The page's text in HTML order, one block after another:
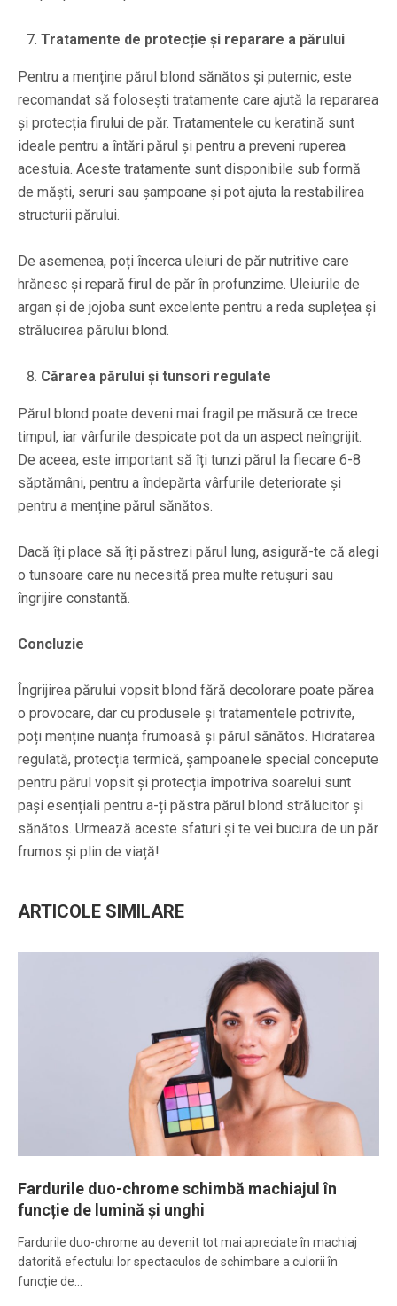
Tratamente de protecție și reparare a părului
Pentru a menține părul blond sănătos și puternic, este
recomandat să folosești tratamente care ajută la repararea
și protecția firului de păr. Tratamentele cu keratină sunt
ideale pentru a întări părul și pentru a preveni ruperea
acestuia. Aceste tratamente sunt disponibile sub formă
de măști, seruri sau șampoane și pot ajuta la restabilirea
structurii părului.
De asemenea, poți încerca uleiuri de păr nutritive care
hrănesc și repară firul de păr în profunzime. Uleiurile de
argan și de jojoba sunt excelente pentru a reda suplețea și
strălucirea părului blond.
Cărarea părului și tunsori regulate
Părul blond poate deveni mai fragil pe măsură ce trece
timpul, iar vârfurile despicate pot da un aspect neîngrijit.
De aceea, este important să îți tunzi părul la fiecare 6-8
săptămâni, pentru a îndepărta vârfurile deteriorate și
pentru a menține părul sănătos.
Dacă îți place să îți păstrezi părul lung, asigură-te că alegi
o tunsoare care nu necesită prea multe retușuri sau
îngrijire constantă.
Concluzie
Îngrijirea părului vopsit blond fără decolorare poate părea
o provocare, dar cu produsele și tratamentele potrivite,
poți menține nuanța frumoasă și părul sănătos. Hidratarea
regulată, protecția termică, șampoanele special concepute
pentru părul vopsit și protecția împotriva soarelui sunt
pași esențiali pentru a-ți păstra părul blond strălucitor și
sănătos. Urmează aceste sfaturi și te vei bucura de un păr
frumos și plin de viață!
ARTICOLE SIMILARE
Fardurile duo-chrome schimbă machiajul în
funcție de lumină și unghi
Fardurile duo-chrome au devenit tot mai apreciate în machiaj
datorită efectului lor spectaculos de schimbare a culorii în
funcție de…